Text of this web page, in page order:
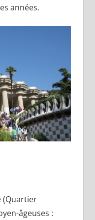
années.
(Quartier
âgeuses :